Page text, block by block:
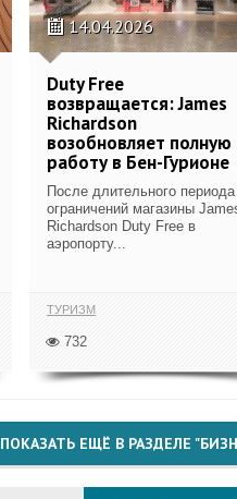
14.04.2026
Duty Free
возвращается: James
Richardson
возобновляет полную
работу в Бен-Гурионе
После длительного периода
ограничений магазины
Richardson Duty Free в
аэропорту...
ТУРИЗМ
732
ПОКАЗАТЬ ЕЩЁ В РАЗДЕЛЕ